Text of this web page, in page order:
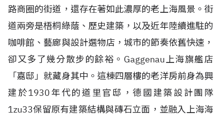
路商圈的街道，還存在著如此濃厚的老上海風景。街
道兩旁是梧桐綠蔭、歷史建築，以及近年陸續進駐的
咖啡館、藝廊與設計選物店，城市的節奏依舊快速，
卻又多了幾分散步的餘裕。Gaggenau上海旗艦店
「嘉邸」就藏身其中。這棟四層樓的老洋房前身為興
建於1930年代的道里官邸，德國建築設計團隊
1zu33保留原有建築結構與磚石立面，並融入上海海